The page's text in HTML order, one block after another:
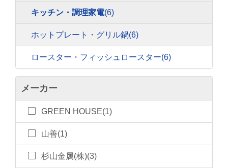
キッチン・調理家電(6)
ホットプレート・グリル鍋(6)
ロースター・フィッシュロースター(6)
メーカー
GREEN HOUSE(1)
山善(1)
杉山金属(株)(3)